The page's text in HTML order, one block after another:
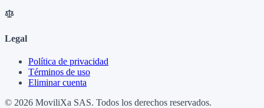
Legal
Política de privacidad
Términos de uso
Eliminar cuenta
© 2026 MoviliXa SAS. Todos los derechos reservados.